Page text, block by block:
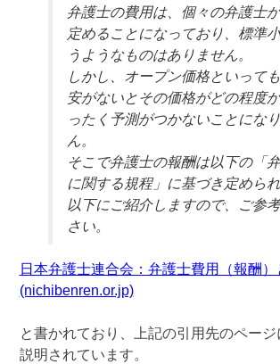
弁護士の費用は、個々の弁護士
定めることになっており、標準
うようなものはありません。
しかし、オープン価格といって
安がないとその価格がどの程度
ったく予測がつかないことにな
ん。
そこで弁護士の報酬は以下の「
に関する規程」に基づき定められ
以下にご紹介しますので、ご参
さい。
日本弁護士連合会：弁護士費用（報酬）
(nichibenren.or.jp)
と書かれており、上記の引用先のペー
説明されています。